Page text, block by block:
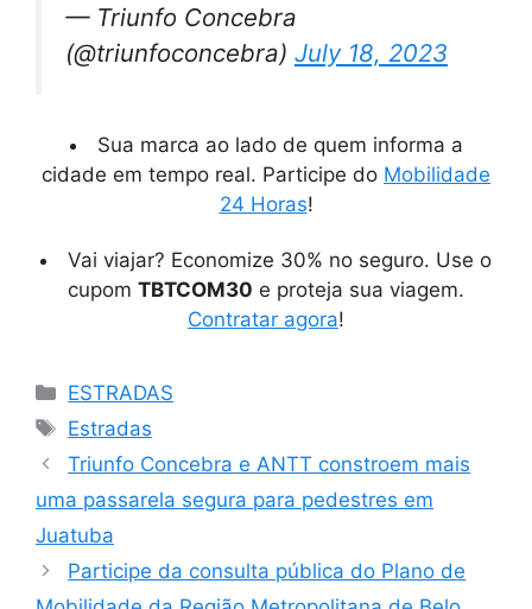
— Triunfo Concebra
(@triunfoconcebra) July 18, 2023
Sua marca ao lado de quem informa a
cidade em tempo real. Participe do Mobilidade
24 Horas!
Vai viajar? Economize 30% no seguro. Use o
cupom TBTCOM30 e proteja sua viagem.
Contratar agora!
Categorias
ESTRADAS
Tags
Estradas
Triunfo Concebra e ANTT constroem mais
uma passarela segura para pedestres em
Juatuba
Participe da consulta pública do Plano de